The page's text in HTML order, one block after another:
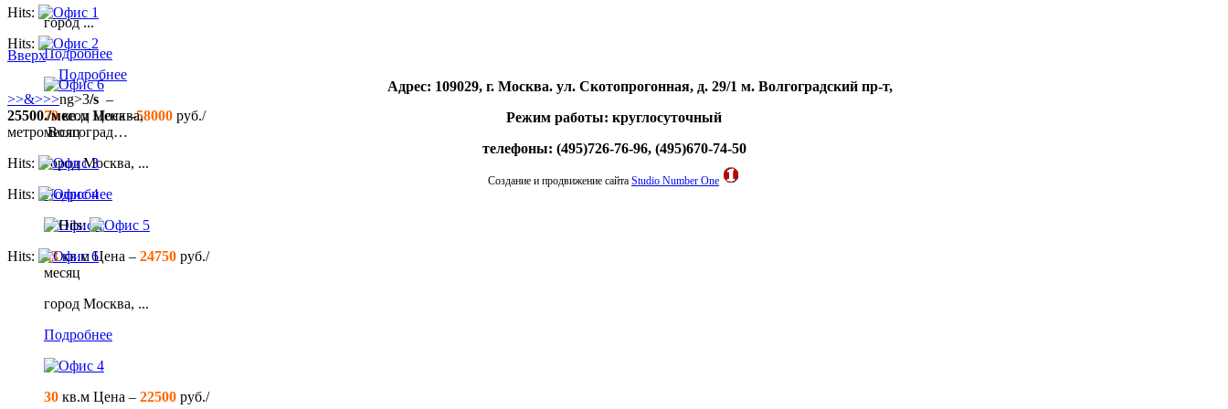
город ...
Подробнее
Офис 6
78 кв.м Цена –58000 руб./
месяц
город Москва, ...
Подробнее
Офис 1
33 кв.м Цена – 24750 руб./
месяц
город Москва, ...
Подробнее
Офис 4
30 кв.м Цена – 22500 руб./
Hits:
Hits:
Подробнее
>>&>>>ng>3/s –
25500./месод Москва,
метро Волгоград…
Hits:
Hits:
Hits:
Hits:
Вверх
Адрес: 109029, г. Москва. ул. Скотопрогонная, д. 29/1 м. Волгоградский пр-т,
Режим работы: круглосуточный
телефоны: (495)726-76-96, (495)670-74-50
Создание и продвижение сайта Studio Number One